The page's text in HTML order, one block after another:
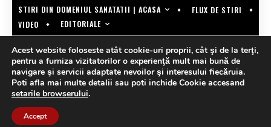
STIRI DIN DOMENIUL SANATATII | ACASA
FLUX DE STIRI
VIDEO
EDITORIALE
Acest website foloseste atât cookie-uri proprii, cât şi de la terţi,
pentru a furniza vizitatorilor o experienţă mult mai bună de
navigare şi servicii adaptate nevoilor şi interesului fiecăruia.
Poti afla mai multe detalii sau poti inchide Cookie accesand
setarile browserului.
Accept